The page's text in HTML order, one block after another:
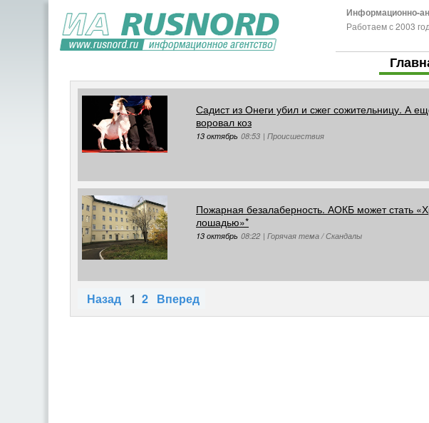
Информационно-
Работаем с 2003
Садист из Онеги убил и сжег сожительницу. А
воровал коз
13 октябрь 08:53 | Происшествия
Пожарная безалаберность. АОКБ может стать
лошадью»*
13 октябрь 08:22 | Горячая тема / Скандалы
Назад 1 2 Вперед